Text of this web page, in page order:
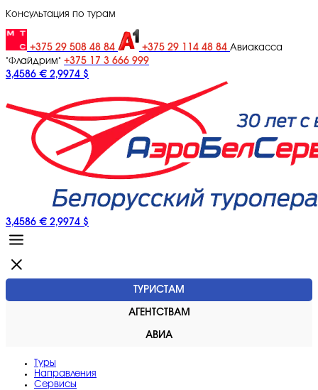
Консультация по турам
+375 29 508 48 84 +375 29 114 48 84 Авиакасса
"Флайдрим" +375 17 3 666 999
3,4586 € 2,9974 $
3,4586 € 2,9974 $
ТУРИСТАМ
АГЕНТСТВАМ
АВИА
Туры
Направления
Сервисы